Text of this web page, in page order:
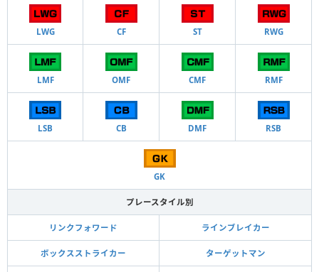
LWG CF ST RWG
LMF OMF CMF RMF
LSB CB DMF RSB
GK
プレースタイル別
リンクフォワード ラインブレイカー
ボックスストライカー ターゲットマン